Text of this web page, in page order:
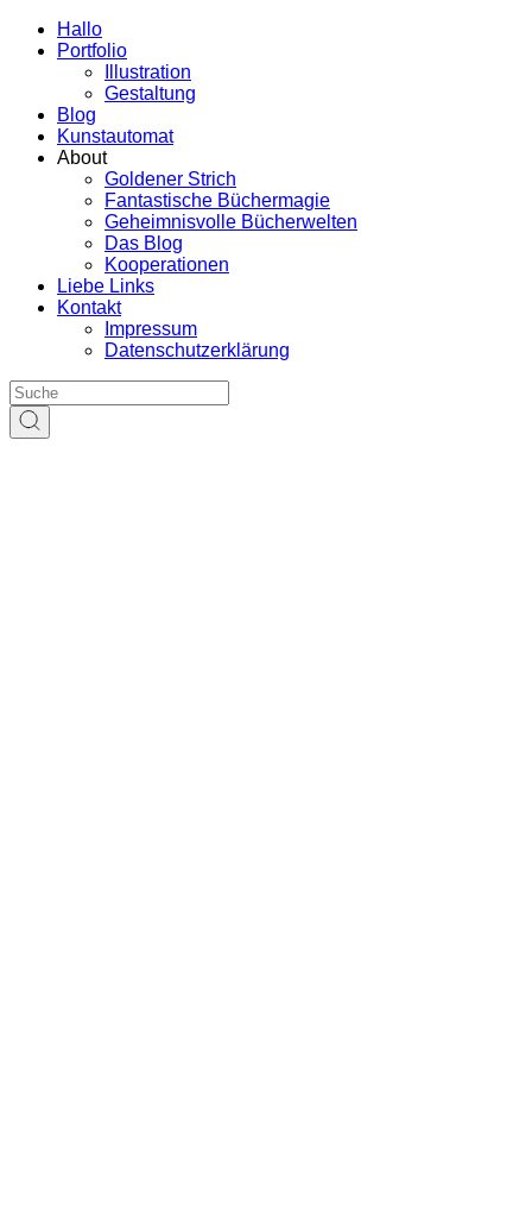
Hallo
Portfolio
Illustration
Gestaltung
Blog
Kunstautomat
About
Goldener Strich
Fantastische Büchermagie
Geheimnisvolle Bücherwelten
Das Blog
Kooperationen
Liebe Links
Kontakt
Impressum
Datenschutzerklärung